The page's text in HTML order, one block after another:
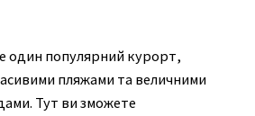
один популярний курорт,
пляжами та величними
Тут ви зможете